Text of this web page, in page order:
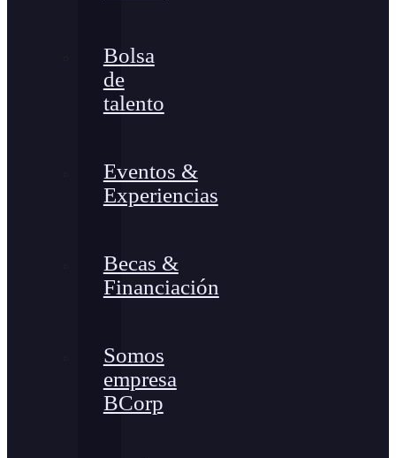
Bolsa
de
talento
Eventos &
Experiencias
Becas &
Financiación
Somos
empresa
BCorp